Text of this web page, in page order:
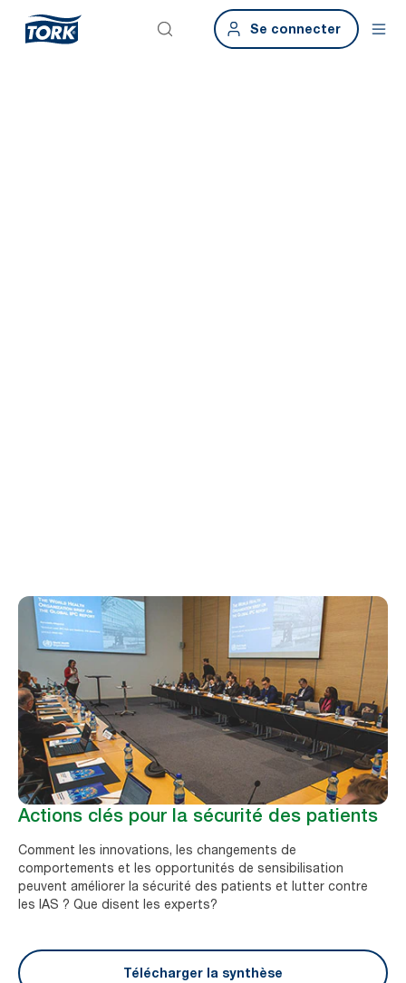
Se connecter
Actions clés pour la sécurité des patients
Comment les innovations, les changements de
comportements et les opportunités de sensibilisation
peuvent améliorer la sécurité des patients et lutter contre
les IAS ? Que disent les experts?
Télécharger la synthèse